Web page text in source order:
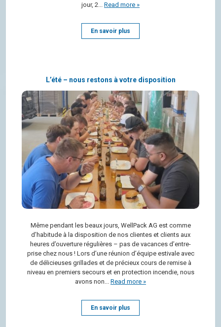
jour, 2... Read more »
En savoir plus
L’été – nous restons à votre disposition
Même pen­dant les beaux jours, Well­Pack AG est comme
d’ha­bi­tude à la dis­po­si­tion de nos clientes et clients aux
heures d’ou­ver­ture régu­lières – pas de vacances d’en­tre­
prise chez nous ! Lors d’une réunion d’équipe esti­vale avec
de déli­cieuses grillades et de pré­cieux cours de remise à
niveau en pre­miers secours et en pro­tec­tion incen­die, nous
avons non... Read more »
En savoir plus